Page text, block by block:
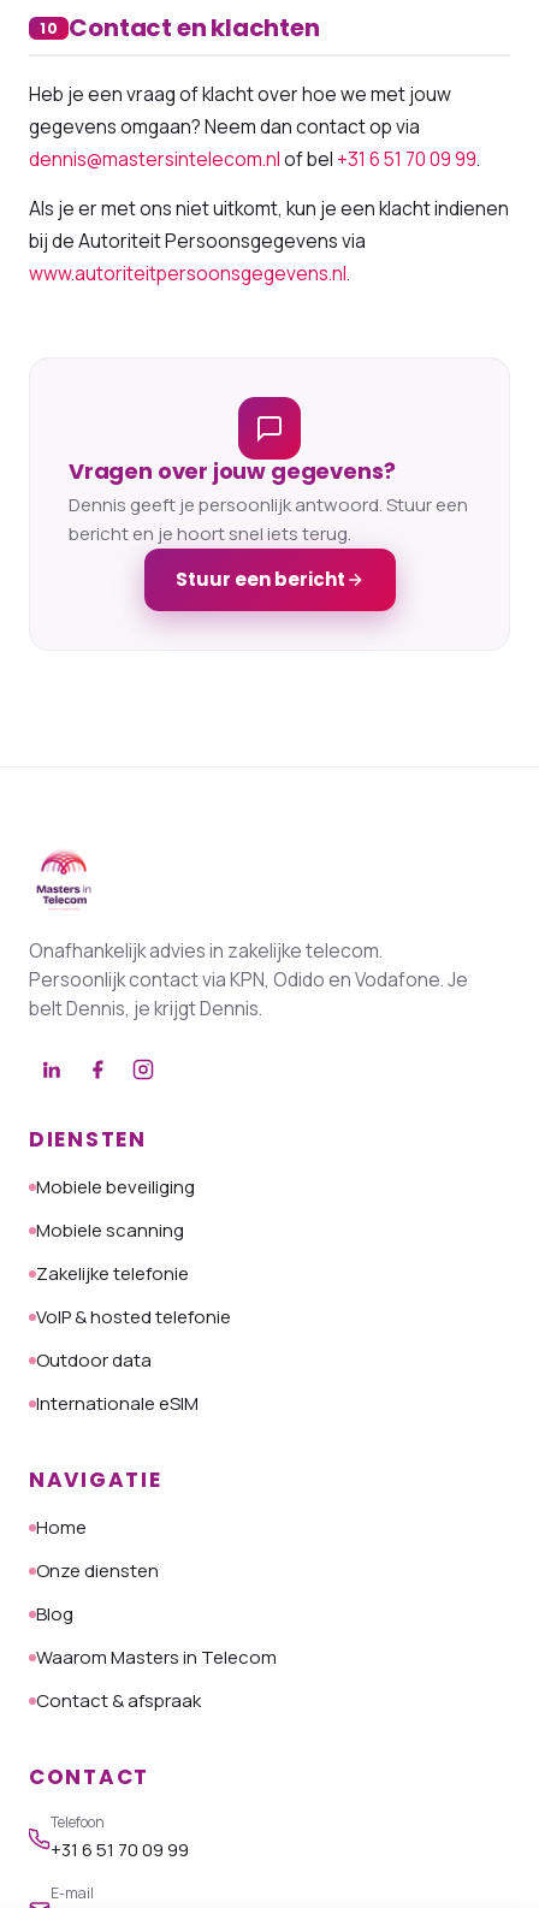
10 Contact en klachten
Heb je een vraag of klacht over hoe we met jouw
gegevens omgaan? Neem dan contact op via
dennis@mastersintelecom.nlof bel +31 6 51 70 09 99.
Als je er met ons niet uitkomt, kun je een klacht indienen
bij de Autoriteit Persoonsgegevens via
www.autoriteitpersoonsgegevens.nl.
Vragen over jouw gegevens?
Dennis geeft je persoonlijk antwoord. Stuur een
bericht en je hoort snel iets terug.
Stuur een bericht
Onafhankelijk advies in zakelijke telecom.
Persoonlijk contact via KPN, Odido en Vodafone. Je
belt Dennis, je krijgt Dennis.
DIENSTEN
Mobiele beveiliging
Mobiele scanning
Zakelijke telefonie
VoIP & hosted telefonie
Outdoor data
Internationale eSIM
NAVIGATIE
Home
Onze diensten
Blog
Waarom Masters in Telecom
Contact & afspraak
CONTACT
Telefoon
+31 6 51 70 09 99
E-mail